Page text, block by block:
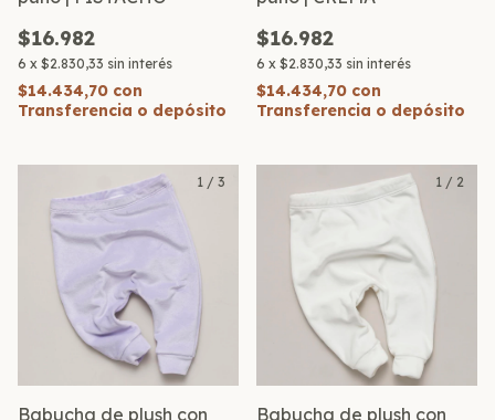
$16.982
6 x $2.830,33 sin interés
$14.434,70 con
Transferencia o depósito
$16.982
6 x $2.830,33 sin interés
$14.434,70 con
Transferencia o depósito
1 / 3
Babucha de plush con
1 / 2
Babucha de plush con